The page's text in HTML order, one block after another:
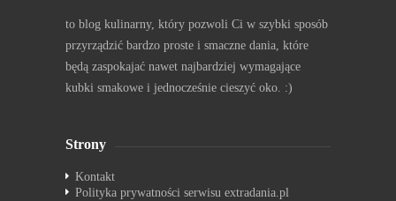
to blog kulinarny, który pozwoli Ci w szybki sposób
przyrządzić bardzo proste i smaczne dania, które
będą zaspokajać nawet najbardziej wymagające
kubki smakowe i jednocześnie cieszyć oko. :)
Strony
Kontakt
Polityka prywatności serwisu extradania.pl